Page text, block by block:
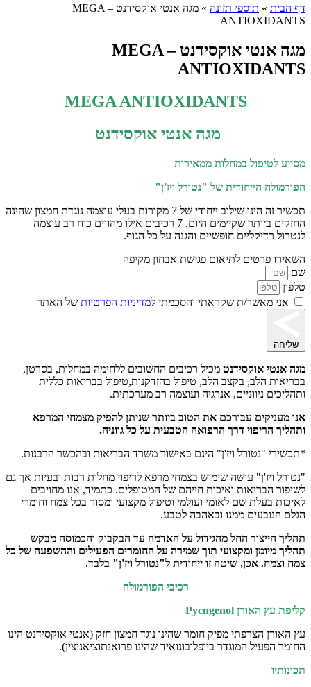
דף הבית » תוספי תזונה »
מגה אנטי אוקסידנט – MEGA
ANTIOXIDANTS
מגה אנטי אוקסידנט – MEGA
ANTIOXIDANTS
MEGA ANTIOXIDANTS
מגה אנטי אוקסידנט
מסייע לטיפול במחלות ממאירות
הפורמולה הייחודית של "נטורל ויז'ן"
תכשיר זה הינו שילוב ייחודי של 7 מקורות בעלי עוצמה נוגדת חמצון שהינה
החזקים ביותר שקיימים היום. 7 רכיבים אילו מהווים כוח רב עוצמה
לנטרול רדיקליים חופשיים והגנה על כל הגוף.
השאירו פרטים לתיאום פגישת אבחון מקיפה
שם
טלפון
אני מאשר/ת שקראתי והסכמתי למדיניות הפרטיות של האתר
שליחה
מגה אנטי אוקסידנט מכיל רכיבים החשובים ללחימה במחלות, בסרטן,
בבריאות הלב, בקצב הלב, טיפול בהזדקנות,טיפול בבריאות כללית
ותהליכים ניווניים, אנרגיה ועוצמה רב מערכתית.
אנו מעניקים עבורכם את הטוב ביותר שניתן להפיק מצמחי המרפא
ותהליך הריפוי דרך הרפואה הטבעית על כל גווניה.
*תכשירי "נטורל ויז'ן" הינם באישור משרד הבריאות ובהכשר הרבנות.
"נטורל ויז'ן" עושה שימוש בצמחי מרפא לריפוי מחלות רבות ובעיות אך גם
לשיפור הבריאות ואיכות חייהם של המטופלים. כתמיד, אנו מחויבים
לאיכות בעלת שם לאומי ועולמי וטיפול מקצועי ומסור בכל צמח וחומרי
הגלם הנובעים ממנו ובאהבה לטבע.
תהליך הייצור החל מהגידול על האדמה עד הבקבוק והכמוסה מבקש
תהליך מיומן ומקצועי תוך שמירה על החומרים הפעילים וההשפעה של כל
צמח וצמח. אכן, שיטה זו ייחודית ל"נטורל ויז'ן" בלבד.
רכיבי הפורמולה
קליפת עץ האורן
עץ האורן הצרפתי מפיק חומר שהינו נוגד חמצון חזק (אנטי אוקסידנט הינו
החומר הפעיל המוגדר ביופלובונואיד שהינו פרואנתוציאניצין).
תכונותיו